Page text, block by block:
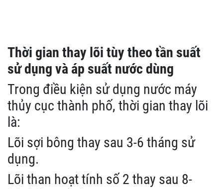
Thời gian thay lõi tùy theo tần suất
sử dụng và áp suất nước dùng
Trong điều kiện sử dụng nước máy
thủy cục thành phố, thời gian thay lõi
là:
Lõi sợi bông thay sau 3-6 tháng sử
dụng.
Lõi than hoạt tính số 2 thay sau 8-